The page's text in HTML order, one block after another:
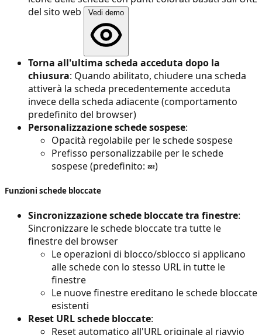
del sito web
Vedi demo
Torna all'ultima scheda acceduta dopo la
chiusura: Quando abilitato, chiudere una scheda
attiverà la scheda precedentemente acceduta
invece della scheda adiacente (comportamento
predefinito del browser)
Personalizzazione schede sospese:
Opacità regolabile per le schede sospese
Prefisso personalizzabile per le schede
sospese (predefinito: 💤)
Funzioni schede bloccate
Sincronizzazione schede bloccate tra finestre:
Sincronizzare le schede bloccate tra tutte le
finestre del browser
Le operazioni di blocco/sblocco si applicano
alle schede con lo stesso URL in tutte le
finestre
Le nuove finestre ereditano le schede bloccate
esistenti
Reset URL schede bloccate:
Reset automatico all'URL originale al riavvio